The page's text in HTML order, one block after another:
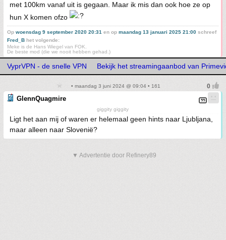
met 100km vanaf uit is gegaan. Maar ik mis dan ook hoe ze op
hun X komen ofzo
Op woensdag 9 september 2020 20:31 en op maandag 13 januari 2025 21:00 schreef
Fred_B het volgende:
Meke is de Hans Wiegel van FOK.
De beste mod (die we nooit hebben gehad.)
VyprVPN - de snelle VPN Bekijk het streamingaanbod van
• maandag 3 juni 2024 @ 09:04 • 161
GlennQuagmire
giggity giggity
Ligt het aan mij of waren er helemaal geen hints naar Ljubljana,
maar alleen naar Slovenië?
▼ Advertentie door Refinery89